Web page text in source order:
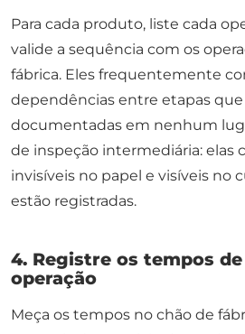
Para cada produto, liste cada
valide a sequência com os
fábrica. Eles frequentemente
dependências entre etapas
documentadas em nenhum
de inspeção intermediária: elas
invisíveis no papel e visíveis no
estão registradas.
4. Registre os tempos
operação
Meça os tempos no chão de